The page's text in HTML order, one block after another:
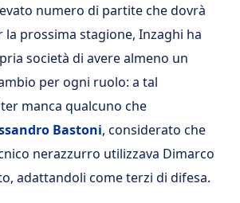
numero di partite che dovrà
la prossima stagione, Inzaghi ha
società di avere almeno un
per ogni ruolo: a tal
manca qualcuno che
Bastoni, considerato che
nerazzurro utilizzava Dimarco
adattandoli come terzi di difesa.